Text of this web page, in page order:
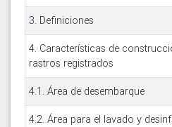
3. Definiciones
4. Características de
rastros registrados
4.1. Área de desembarque
4.2. Área para el lavado y